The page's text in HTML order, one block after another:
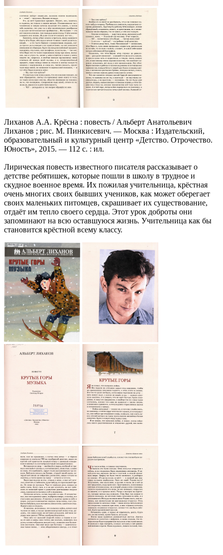
Лиханов А.А. Крёсна : повесть / Альберт Анатольевич
Лиханов ; рис. М. Пинкисевич. — Москва : Издательский,
образовательный и культурный центр «Детство. Отрочество.
Юность», 2015. — 112 с. : ил.
Лирическая повесть известного писателя рассказывает о
детстве ребятишек, которые пошли в школу в трудное и
скудное военное время. Их пожилая учительница, крёстная
очень многих своих бывших учеников, как может оберегает
своих маленьких питомцев, скрашивает их существование,
отдаёт им тепло своего сердца. Этот урок доброты они
запоминают на всю оставшуюся жизнь. Учительница как бы
становится крёстной всему классу.